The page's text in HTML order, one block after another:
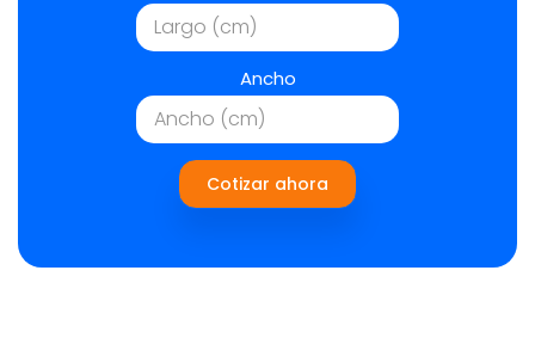
Ancho
Cotizar ahora